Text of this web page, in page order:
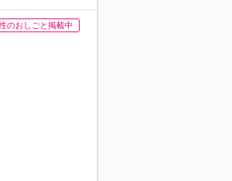
のおしごと掲載中